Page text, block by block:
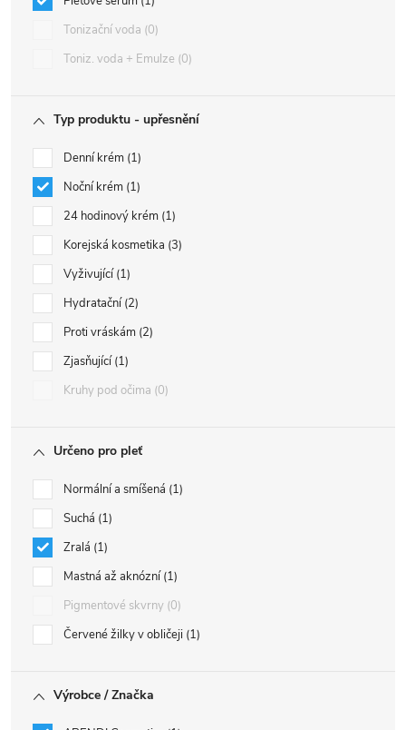
Tonizační voda 0
Toniz. voda + Emulze 0
Typ produktu - upřesnění
Denní krém 1
Noční krém 1
24 hodinový krém 1
Korejská kosmetika 3
Vyživující 1
Hydratační 2
Proti vráskám 2
Zjasňující 1
Kruhy pod očima 0
Určeno pro pleť
Normální a smíšená 1
Suchá 1
Zralá 1
Mastná až aknózní 1
Pigmentové skvrny 0
Červené žilky v obličeji 1
Výrobce / Značka